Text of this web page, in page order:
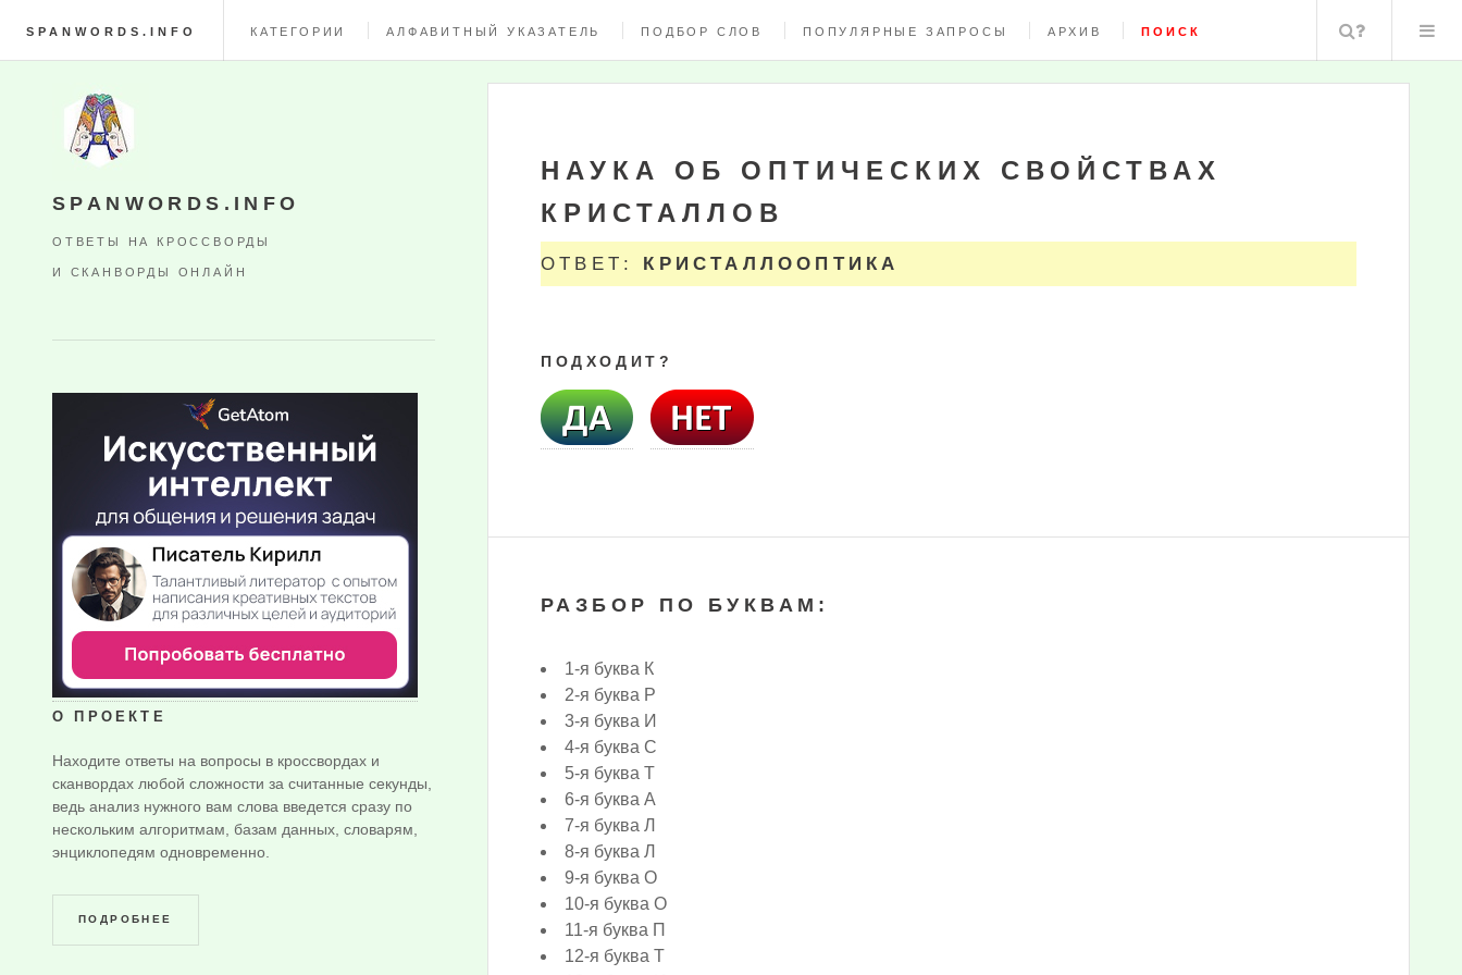
SPANWORDS.INFO КАТЕГОРИИ АЛФАВИТНЫЙ УКАЗАТЕЛЬ ПОДБОР СЛОВ ПОПУЛЯРНЫЕ ЗАПРОСЫ АРХИВ ПОИСК Поиск
НАУКА ОБ ОПТИЧЕСКИХ СВОЙСТВАХ
КРИСТАЛЛОВ
ОТВЕТ: КРИСТАЛЛООПТИКА
ПОДХОДИТ?
РАЗБОР ПО БУКВАМ:
1-я буква К
2-я буква Р
3-я буква И
4-я буква С
5-я буква Т
6-я буква А
7-я буква Л
8-я буква Л
9-я буква О
10-я буква О
11-я буква П
12-я буква Т
SPANWORDS.INFO
ОТВЕТЫ НА КРОССВОРДЫ
И СКАНВОРДЫ ОНЛАЙН
О ПРОЕКТЕ
Находите ответы на вопросы в кроссвордах и
сканвордах любой сложности за считанные секунды,
ведь анализ нужного вам слова введется сразу по
нескольким алгоритмам, базам данных, словарям,
энциклопедям одновременно.
ПОДРОБНЕЕ